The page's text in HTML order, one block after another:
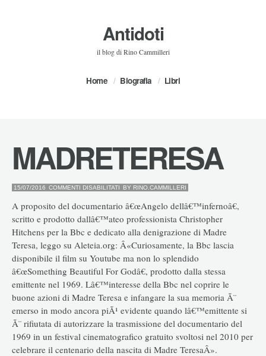
Antidoti
il blog di Rino Cammilleri
Home Biografia Libri
MADRETERESA
15/07/2016 COMMENTI DISABILITATI SU
BY RINO.CAMMILLERI
A proposito del documentario â€œAngelo dellâ€™infernoâ€,
scritto e prodotto dallâ€™ateo professionista Christopher
Hitchens per la Bbc e dedicato alla denigrazione di Madre
Teresa, leggo su Aleteia.org: Â«Curiosamente, la Bbc lascia
disponibile il film su Youtube ma non lo splendido
â€œSomething Beautiful For Godâ€, prodotto dalla stessa
emittente nel 1969. Lâ€™interesse della Bbc nel coprire le
buone azioni di Madre Teresa e infangare la sua memoria Ã¨
emerso in modo ancora piÃ¹ evidente quando lâ€™emittente si
Ã¨ rifiutata di autorizzare la trasmissione del documentario del
1969 in un festival cinematografico gratuito svoltosi nel 2010 per
celebrare il centenario della nascita di Madre TeresaÂ».